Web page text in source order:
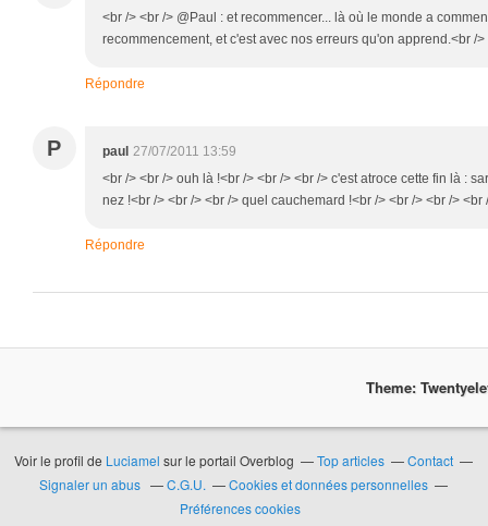
<br /> <br /> @Paul : et recommencer... là où le monde a
recommencement, et c'est avec nos erreurs qu'on apprend.<br />
Répondre
P paul 27/07/2011 13:59
<br /> <br /> ouh là !<br /> <br /> <br /> c'est atroce cette fin là :
nez !<br /> <br /> <br /> quel cauchemard !<br /> <br /> <br /> <br
Répondre
Theme:
Voir le profil de Luciamel sur le portail Overblog Top articles
Contact
Signaler un abus
C.G.U.
Cookies et données personnelles
Préférences cookies